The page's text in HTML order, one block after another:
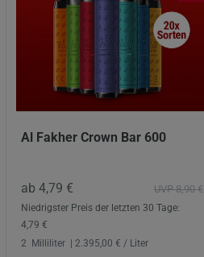
Al Fakher Crown Bar 600
UVP 8,90 €
ab 4,79 €
Niedrigster Preis der letzten 30 Tage:
4,79 €
2
Milliliter | 2.395,00 € / Liter